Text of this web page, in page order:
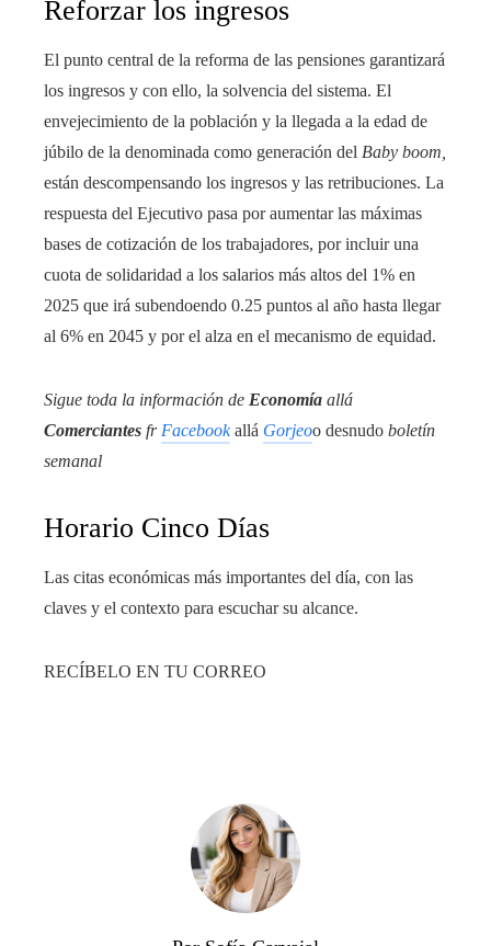
Reforzar los ingresos
El punto central de la reforma de las pensiones garantizará
los ingresos y con ello, la solvencia del sistema. El
envejecimiento de la población y la llegada a la edad de
júbilo de la denominada como generación del Baby boom,
están descompensando los ingresos y las retribuciones. La
respuesta del Ejecutivo pasa por aumentar las máximas
bases de cotización de los trabajadores, por incluir una
cuota de solidaridad a los salarios más altos del 1% en
2025 que irá subendoendo 0.25 puntos al año hasta llegar
al 6% en 2045 y por el alza en el mecanismo de equidad.
Sigue toda la información de Economía allá
Comerciantes fr Facebookallá Gorjeoo desnudo boletín
semanal
Horario Cinco Días
Las citas económicas más importantes del día, con las
claves y el contexto para escuchar su alcance.
RECÍBELO EN TU CORREO